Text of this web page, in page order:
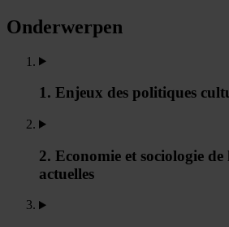
Onderwerpen
1. Enjeux des politiques
2. Economie et sociologie
actuelles